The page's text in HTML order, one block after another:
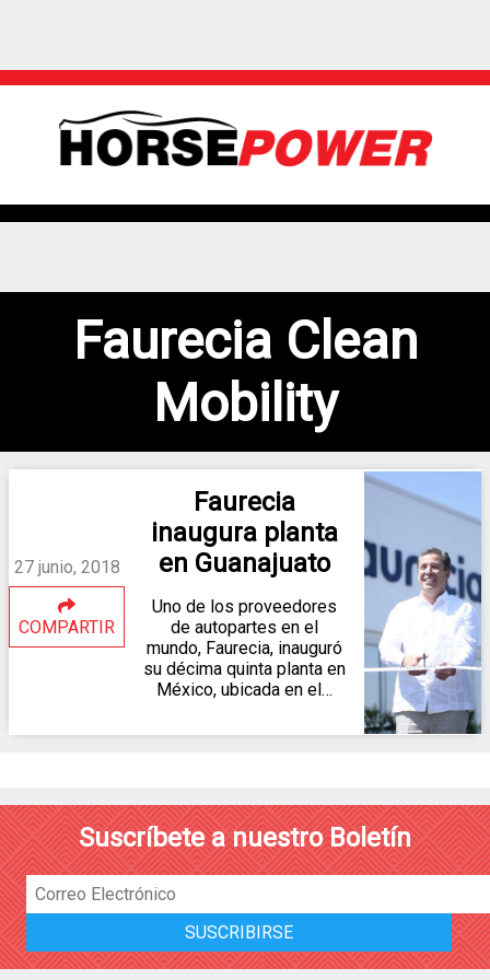
Faurecia Clean
Mobility
27 junio, 2018
COMPARTIR
Faurecia
inaugura planta
en Guanajuato
Uno de los proveedores
de autopartes en el
mundo, Faurecia, inauguró
su décima quinta planta en
México, ubicada en el…
Suscríbete a nuestro Boletín